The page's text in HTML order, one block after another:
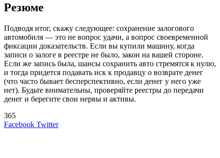
Резюме
Подводя итог, скажу следующее: сохранение залогового
автомобиля — это не вопрос удачи, а вопрос своевременной
фиксации доказательств. Если вы купили машину, когда
записи о залоге в реестре не было, закон на вашей стороне.
Если же запись была, шансы сохранить авто стремятся к нулю,
и тогда придется подавать иск к продавцу о возврате денег
(что часто бывает бесперспективно, если денег у него уже
нет). Будьте внимательны, проверяйте реестры до передачи
денег и берегите свои нервы и активы.
365
Facebook TwitterLinkedIn
Tumblr
Reddit
Вконтакте
Одноклассники
Skype
Messenger
Messenger
WhatsApp
Telegram
Viber
Line
Поделиться
Печатать